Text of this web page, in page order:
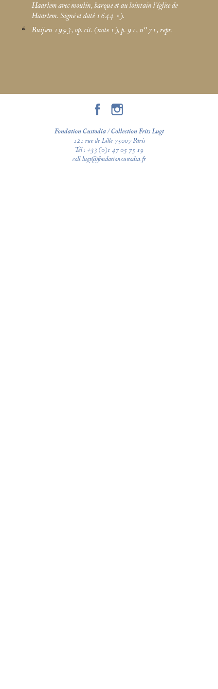
Haarlem avec moulin, barque et au lointain l’église de
Haarlem. Signé et daté 1644 »).
4 Buijsen 1993, op. cit. (note 1), p. 91, n° 71, repr.
Fondation Custodia / Collection Frits Lugt
121 rue de Lille 75007 Paris
Tél : +33 (0)1 47 05 75 19
coll.lugt@fondationcustodia.fr